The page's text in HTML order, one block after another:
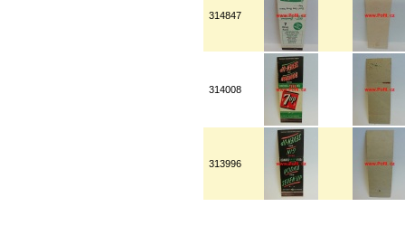
314847
314008
313996